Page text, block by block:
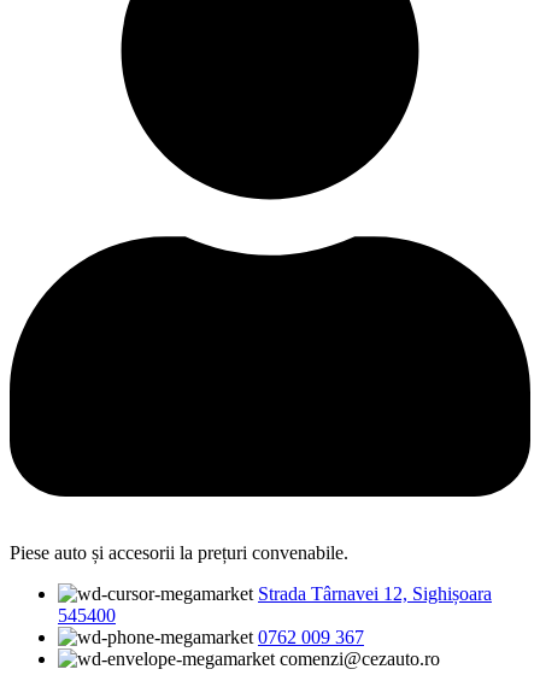
Piese auto și accesorii la prețuri convenabile.
Strada Târnavei 12, Sighișoara
545400
0762 009 367
comenzi@cezauto.ro